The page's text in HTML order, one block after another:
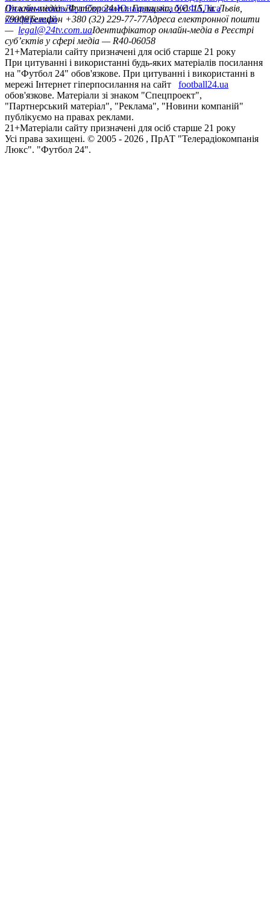
Ліга чемпіонівЛіга ЄвропиЮнацька ліга УЄФАЛіга
конференцій
Онлайн-медіа «Футбол 24»пл. Галицька, буд. 15, м. Львів,
79008Телефон +380 (32) 229-77-77Адреса електронної пошти
— legal@24tv.com.uaІдентифікатор онлайн-медіа в Реєстрі
суб’єктів у сфері медіа — R40-06058
21+Матеріали сайту призначені для осіб старше 21 року
При цитуванні і використанні будь-яких матеріалів посилання
на "Футбол 24" обов'язкове. При цитуванні і використанні в
мережі Інтернет гіперпосилання на сайт
football24.ua
обов'язкове. Матеріали зі знаком "Спецпроект",
"Партнерський матеріал", "Реклама", "Новини компаній"
публікуємо на правах реклами.
21+Матеріали сайту призначені для осіб старше 21 року
Усi права захищенi. © 2005 - 2026 , ПрАТ "Телерадіокомпанія
Люкс". "Футбол 24".